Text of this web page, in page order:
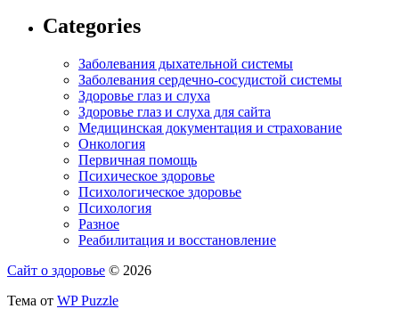
Categories
Заболевания дыхательной системы
Заболевания сердечно-сосудистой системы
Здоровье глаз и слуха
Здоровье глаз и слуха для сайта
Медицинская документация и страхование
Онкология
Первичная помощь
Психическое здоровье
Психологическое здоровье
Психология
Разное
Реабилитация и восстановление
Сайт о здоровье © 2026
Тема от WP Puzzle